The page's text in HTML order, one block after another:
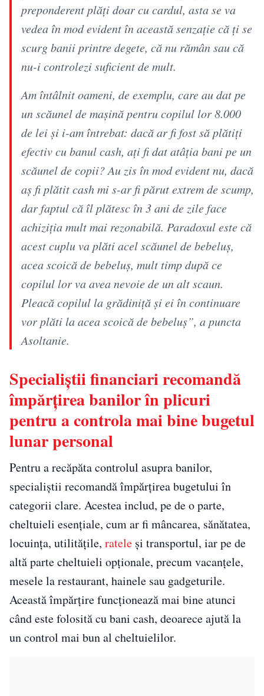
preponderent plăți doar cu cardul, asta se va
vedea în mod evident în această senzație că ți se
scurg banii printre degete, că nu rămân sau că
nu-i controlezi suficient de mult.
Am întâlnit oameni, de exemplu, care au dat pe
un scăunel de mașină pentru copilul lor 8.000
de lei și i-am întrebat: dacă ar fi fost să plătiți
efectiv cu banul cash, ați fi dat atâția bani pe un
scăunel de copii? Au zis în mod evident nu, dacă
aș fi plătit cash mi s-ar fi părut extrem de scump,
dar faptul că îl plătesc în 3 ani de zile face
achiziția mult mai rezonabilă. Paradoxul este că
acest cuplu va plăti acel scăunel de bebeluș,
acea scoică de bebeluș, mult timp după ce
copilul lor va avea nevoie de un alt scaun.
Pleacă copilul la grădiniță și ei în continuare
vor plăti la acea scoică de bebeluș”, a puncta
Asoltanie.
Specialiștii financiari recomandă
împărțirea banilor în plicuri
pentru a controla mai bine bugetul
lunar personal
Pentru a recăpăta controlul asupra banilor,
specialiștii recomandă împărțirea bugetului în
categorii clare. Acestea includ, pe de o parte,
cheltuieli esențiale, cum ar fi mâncarea, sănătatea,
locuința, utilitățile, ratele și transportul, iar pe de
altă parte cheltuieli opționale, precum vacanțele,
mesele la restaurant, hainele sau gadgeturile.
Această împărțire funcționează mai bine atunci
când este folosită cu bani cash, deoarece ajută la
un control mai bun al cheltuielilor.